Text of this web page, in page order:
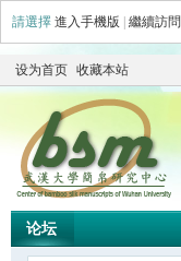
請選擇 進入手機版 繼續訪
设为首页 收藏本站
论坛